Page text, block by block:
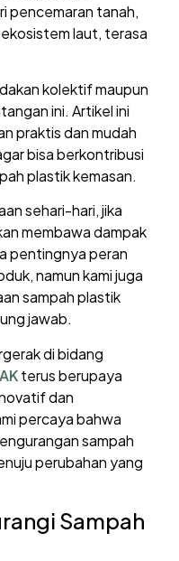
pencemaran tanah,
laut, terasa
kolektif maupun
ini. Artikel ini
praktis dan mudah
bisa berkontribusi
plastik kemasan.
sehari-hari, jika
membawa dampak
pentingnya peran
namun kami juga
sampah plastik
jawab.
di bidang
terus berupaya
dan
percaya bahwa
sampah
perubahan yang
Sampah